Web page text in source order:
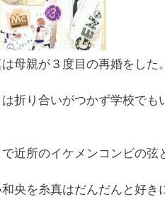
母親が３度目の再婚をした。
折り合いがつかず学校で
で近所のイケメンコンビの弦
央を糸真はだんだんと好き